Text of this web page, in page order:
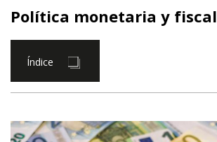
Política monetaria y fiscal
Índice